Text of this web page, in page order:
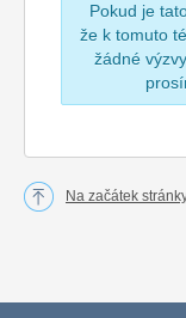
Pokud je
že k tomuto
žádné
Na začátek